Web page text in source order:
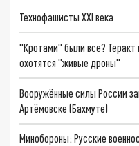
Технофашисты XXI века
"Кротами" были все? Теракт
охотятся "живые дроны"
Вооружённые силы России
Артёмовске (Бахмуте)
Минобороны: Русские